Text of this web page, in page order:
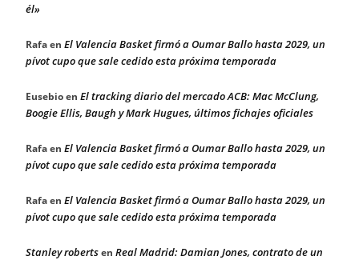
él»
Rafaen El Valencia Basket firmó a Oumar Ballo hasta 2029, un
pívot cupo que sale cedido esta próxima temporada
Eusebioen El tracking diario del mercado ACB: Mac McClung,
Boogie Ellis, Baugh y Mark Hugues, últimos fichajes oficiales
Rafaen El Valencia Basket firmó a Oumar Ballo hasta 2029, un
pívot cupo que sale cedido esta próxima temporada
Rafaen El Valencia Basket firmó a Oumar Ballo hasta 2029, un
pívot cupo que sale cedido esta próxima temporada
Stanley robertsen Real Madrid: Damian Jones, contrato de un